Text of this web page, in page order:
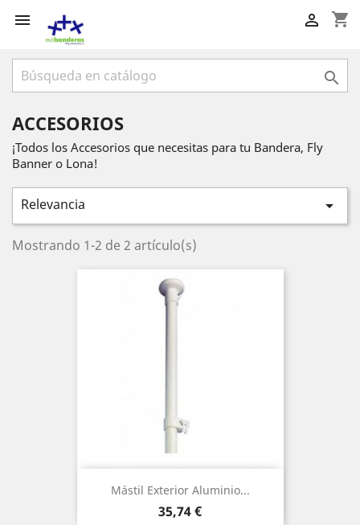
 shopping_cart


ACCESORIOS
¡Todos los Accesorios que necesitas para tu Bandera, Fly
Banner o Lona!
Relevancia 
Mostrando 1-2 de 2 artículo(s)
Mástil Exterior Aluminio...
Precio
35,74 €